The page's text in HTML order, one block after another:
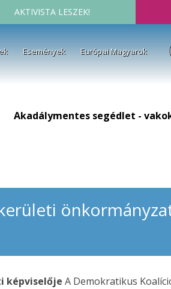
AKTIVISTA LESZEK!
Események Európai Magyarok
Akadálymentes segédlet -
képviselője A Demokratikus